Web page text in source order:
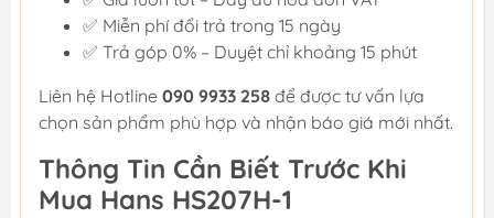
✅ Miễn phí đổi trả trong 15 ngày
✅ Trả góp 0% – Duyệt chỉ khoảng 15 phút
Liên hệ Hotline 090 9933 258 để được tư vấn lựa
chọn sản phẩm phù hợp và nhận báo giá mới nhất.
Thông Tin Cần Biết Trước Khi
Mua Hans HS207H-1